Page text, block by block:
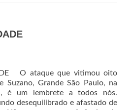
O ataque que vitimou oito
Suzano, Grande São Paulo, na
é um lembrete a todos nós.
desequilibrado e afastado de